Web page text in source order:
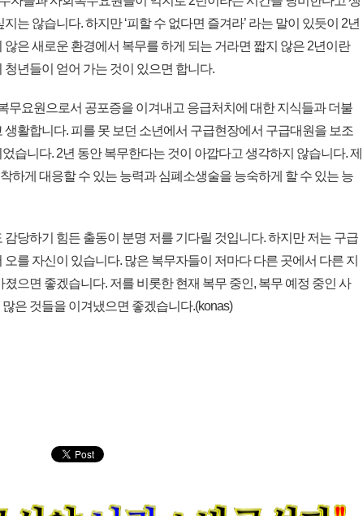
는 않습니다. 하지만 ‘피할 수 없다면 즐겨라’ 라는 말이 있듯이 2년
은 새로운 환경에서 복무를 하게 되는 거라면 짧지 않은 2년이란
년들이 얻어 가는 것이 있으면 합니다.
무요원으로서 공포증을 이겨내고 응급처치에 대한 지식들과 더불
활합니다. 피를 못 보던 소년에서 구급현장에서 구급대원을 보조
습니다. 2년 동안 복무한다는 것이 아깝다고 생각하지 않습니다. 제
하게 대응할 수 있는 능력과 심폐소생술을 능숙하게 할 수 있는 능
당하기 힘든 출동이 분명 저를 기다릴 것입니다. 하지만 저는 구급
를 자신이 있습니다. 많은 복무자들이 저마다 다른 곳에서 다른 지
으면 좋겠습니다. 저를 비롯한 현재 복무 중인, 복무 예정 중인 사
은 것들을 이겨냈으면 좋겠습니다.(konas)